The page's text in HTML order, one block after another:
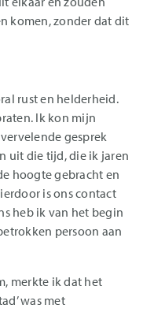
komen, zonder dat dit
rust en helderheid.
Ik kon mijn
gesprek
uit die tijd, die ik jaren
hoogte gebracht en
is ons contact
heb ik van het begin
persoon aan
merkte ik dat het
was met